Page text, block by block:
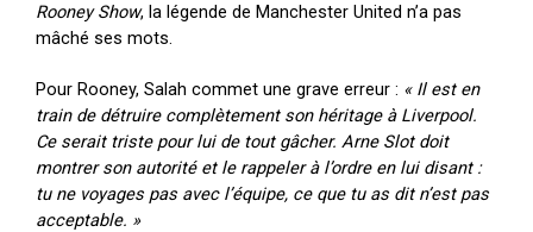
Rooney Show, la légende de Manchester United n’a pas
mâché ses mots.
Pour Rooney, Salah commet une grave erreur : « Il est en
train de détruire complètement son héritage à Liverpool.
Ce serait triste pour lui de tout gâcher. Arne Slot doit
montrer son autorité et le rappeler à l’ordre en lui disant :
tu ne voyages pas avec l’équipe, ce que tu as dit n’est pas
acceptable. »